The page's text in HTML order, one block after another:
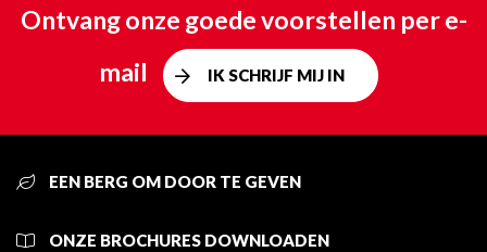
Ontvang onze goede voorstellen per e-
mail
IK SCHRIJF MIJ IN
EEN BERG OM DOOR TE GEVEN
ONZE BROCHURES DOWNLOADEN